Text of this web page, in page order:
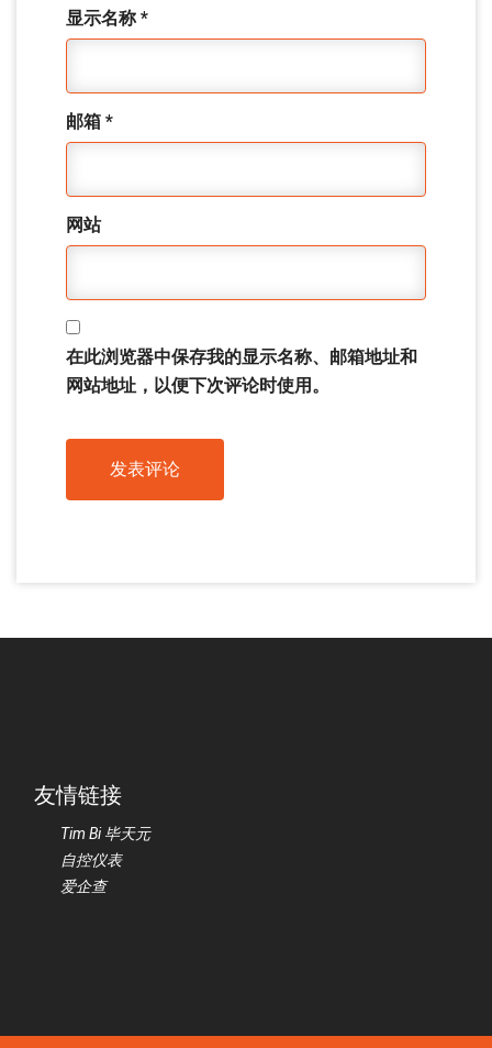
显示名称*
邮箱 *
网站
在此浏览器中保存我的显示名称、邮箱地址和
网站地址，以便下次评论时使用。
友情链接
Tim Bi 毕天元
自控仪表
爱企查